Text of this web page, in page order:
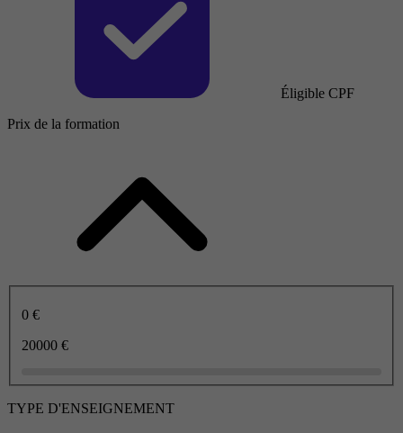
Éligible CPF
Prix de la formation
0 €
20000 €
TYPE D'ENSEIGNEMENT